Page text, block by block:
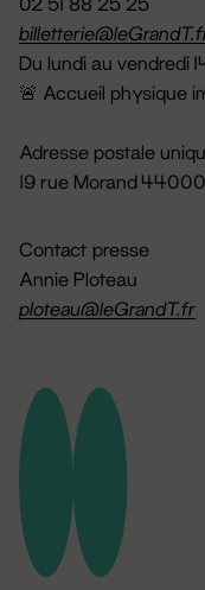
Du lundi au vendredi
🚨 Accueil physique
Adresse postale
19 rue Morand
Contact presse
Annie Ploteau
ploteau@leGrandT.fr